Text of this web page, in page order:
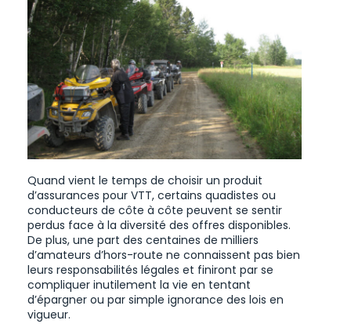
Quand vient le temps de choisir un produit
d’assurances pour VTT, certains quadistes ou
conducteurs de côte à côte peuvent se sentir
perdus face à la diversité des offres disponibles.
De plus, une part des centaines de milliers
d’amateurs d’hors-route ne connaissent pas bien
leurs responsabilités légales et finiront par se
compliquer inutilement la vie en tentant
d’épargner ou par simple ignorance des lois en
vigueur.